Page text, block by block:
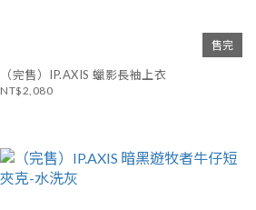
售完
（完售）IP.AXIS 蠟影長袖上衣
NT$2,080